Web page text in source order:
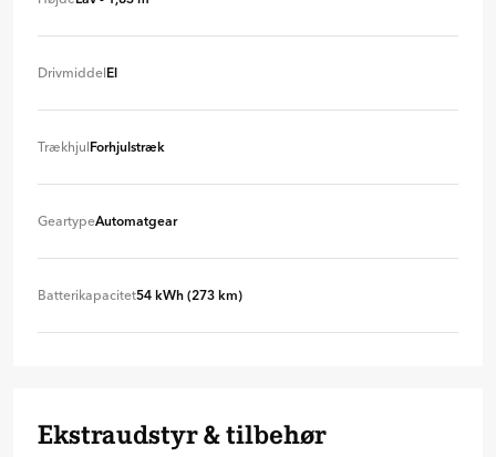
Mellem lang (4,50 m) - 80 kr./md.
DrivmiddelEl
TrækhjulForhjulstræk
GeartypeAutomatgear
Batterikapacitet54 kWh (273 km)
Ekstraudstyr & tilbehør